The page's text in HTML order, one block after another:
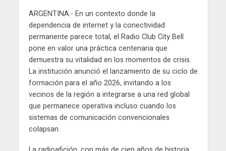
ARGENTINA.- En un contexto donde la
dependencia de internet y la conectividad
permanente parece total, el Radio Club City Bell
pone en valor una práctica centenaria que
demuestra su vitalidad en los momentos de crisis.
La institución anunció el lanzamiento de su ciclo de
formación para el año 2026, invitando a los
vecinos de la región a integrarse a una red global
que permanece operativa incluso cuando los
sistemas de comunicación convencionales
colapsan.